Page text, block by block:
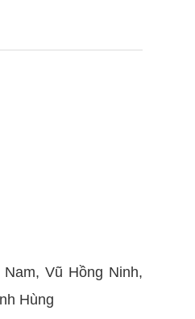
Vũ Hồng Ninh,
Hùng